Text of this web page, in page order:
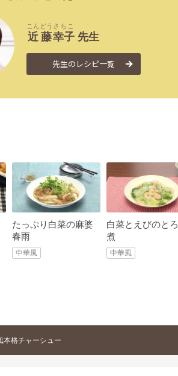
近藤
こんどう
幸子
さちこ
先生
先生のレシピ一覧
たっぷり白菜の麻婆
春雨
中華風
白菜とえびのと
煮
中華風
本格チャーシュー